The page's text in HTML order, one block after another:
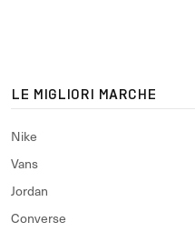
LE MIGLIORI MARCHE
Nike
Vans
Jordan
Converse